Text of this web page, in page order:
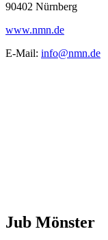
90402 Nürnberg
www.nmn.de
E-Mail: info@nmn.de
Jub Mönster